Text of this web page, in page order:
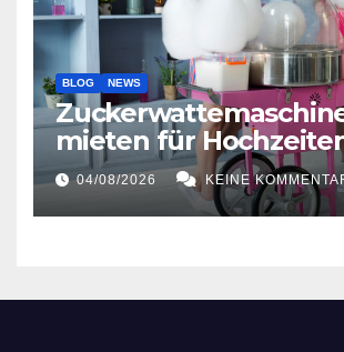
BLOG NEWS
mieten für
04/08/2026 KEINE